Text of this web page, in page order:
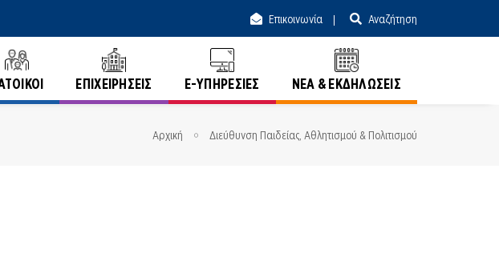
Επικοινωνία Αναζήτηση
ΕΠΙΧΕΙΡΗΣΕΙΣ E-ΥΠΗΡΕΣΙΕΣ ΝΕΑ & ΕΚΔΗΛΩΣΕΙΣ
Αρχική Διεύθυνση Παιδείας, Αθλητισμού & Πολιτισμού